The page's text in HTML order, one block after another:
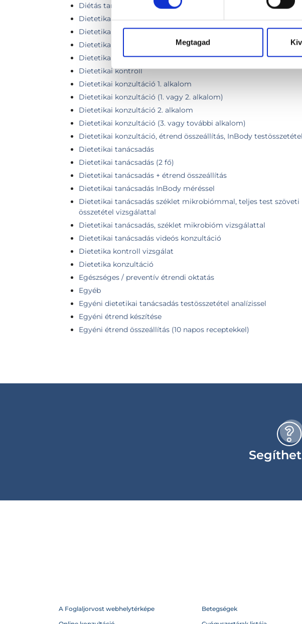
Megtagad
Diétás tanácsadás
Dietetika
Dietetikai 45 perces kontroll + SECA
Dietetikai gondozás
Dietetikai gondozás videós konzultáció
Dietetikai kontroll
Dietetikai konzultáció 1. alkalom
Dietetikai konzultáció (1. vagy 2. alkalom)
Dietetikai konzultáció 2. alkalom
Dietetikai konzultáció (3. vagy további alkalom)
Dietetikai konzultáció, étrend összeállítás, InBody
Dietetikai tanácsadás
Dietetikai tanácsadás (2 fő)
Dietetikai tanácsadás + étrend összeállítás
Dietetikai tanácsadás InBody méréssel
Dietetikai tanácsadás széklet mikrobiómmal, teljes test szöveti
összetétel vizsgálattal
Dietetikai tanácsadás, széklet mikrobióm vizsgálattal
Dietetikai tanácsadás videós konzultáció
Dietetika kontroll vizsgálat
Dietetika konzultáció
Egészséges / preventív étrendi oktatás
Egyéb
Egyéni dietetikai tanácsadás testösszetétel analízissel
Egyéni étrend készítése
Egyéni étrend összeállítás (10 napos receptekkel)
A Foglaljorvost webhelytérképe
Betegségek